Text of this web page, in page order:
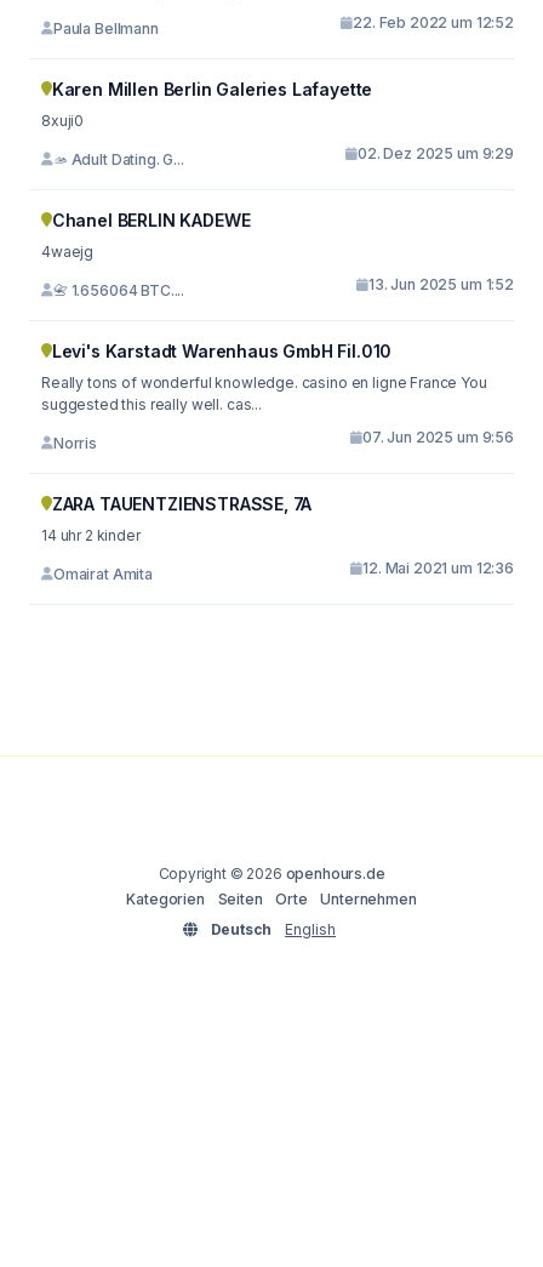
Paula Bellmann 22. Feb 2022 um 12:52
Karen Millen Berlin Galeries Lafayette
8xuji0
🫴 Adult Dating. G... 02. Dez 2025 um 9:29
Chanel BERLIN KADEWE
4waejg
📇 1.656064 BTC.... 13. Jun 2025 um 1:52
Levi's Karstadt Warenhaus GmbH Fil.010
Really tons of wonderful knowledge. casino en ligne France You
suggested this really well. cas...
Norris 07. Jun 2025 um 9:56
ZARA TAUENTZIENSTRASSE, 7A
14 uhr 2 kinder
Omairat Amita 12. Mai 2021 um 12:36
Copyright © 2026 openhours.de
Kategorien
Seiten Orte
Unternehmen
Deutsch
English